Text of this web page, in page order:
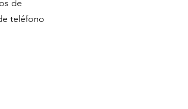
de
teléfono